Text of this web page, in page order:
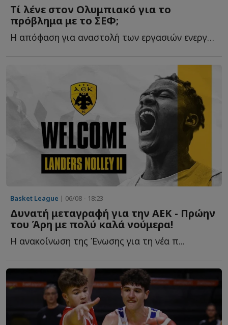
Τί λένε στον Ολυμπιακό για το
πρόβλημα με το ΣΕΦ;
Η απόφαση για αναστολή των εργασιών ενεργειακής αναβάθμισης δ...
Basket League | 06/08 - 18:23
Δυνατή μεταγραφή για την ΑΕΚ - Πρώην
του Άρη με πολύ καλά νούμερα!
Η ανακοίνωση της Ένωσης για τη νέα π...